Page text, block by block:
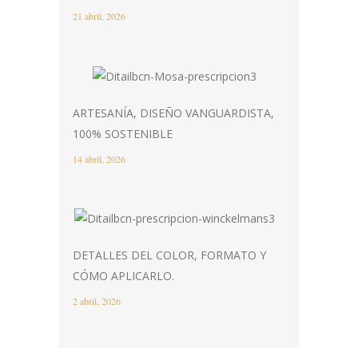
21 abril, 2026
ARTESANÍA, DISEÑO VANGUARDISTA,
100% SOSTENIBLE
14 abril, 2026
DETALLES DEL COLOR, FORMATO Y
CÓMO APLICARLO.
2 abril, 2026